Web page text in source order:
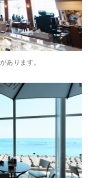
あります。